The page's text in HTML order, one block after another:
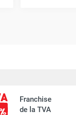
en intérieur
Franchise
de la TVA